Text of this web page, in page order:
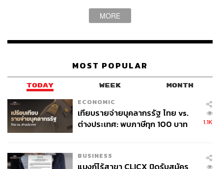
MORE
MOST POPULAR
TODAY WEEK MONTH
ECONOMIC
เทียบรายจ่ายบุคลากรรัฐ ไทย vs.
ต่างประเทศ: พบภาษีทุก 100 บาท
1.1K
BUSINESS